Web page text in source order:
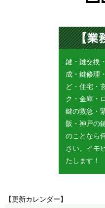
鍵・鍵交換
成・鍵修理
ど・住宅・
ク・金庫・
鍵の救急・
阪・神戸の
のことなら
さい。イモ
たします！
【更新カレンダー】